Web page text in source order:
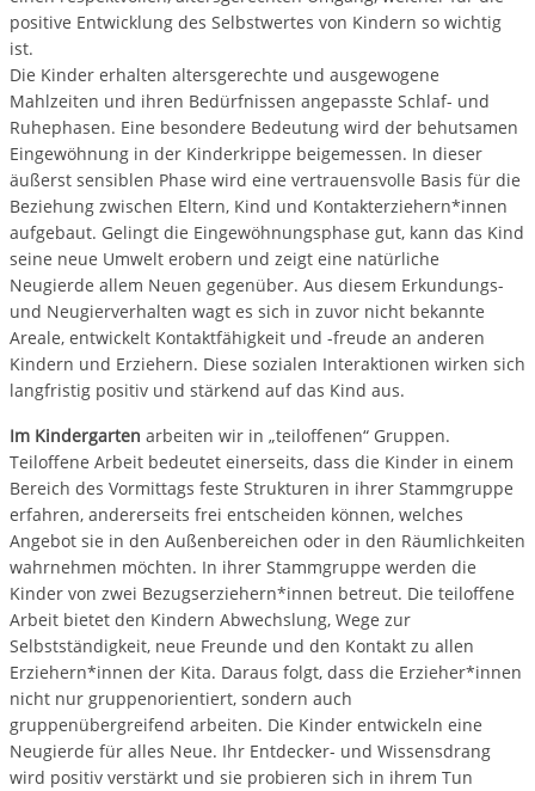
positive Entwicklung des Selbstwertes von Kindern so wichtig
ist.
Die Kinder erhalten altersgerechte und ausgewogene
Mahlzeiten und ihren Bedürfnissen angepasste Schlaf- und
Ruhephasen. Eine besondere Bedeutung wird der behutsamen
Eingewöhnung in der Kinderkrippe beigemessen. In dieser
äußerst sensiblen Phase wird eine vertrauensvolle Basis für die
Beziehung zwischen Eltern, Kind und Kontakterziehern*innen
aufgebaut. Gelingt die Eingewöhnungsphase gut, kann das Kind
seine neue Umwelt erobern und zeigt eine natürliche
Neugierde allem Neuen gegenüber. Aus diesem Erkundungs-
und Neugierverhalten wagt es sich in zuvor nicht bekannte
Areale, entwickelt Kontaktfähigkeit und -freude an anderen
Kindern und Erziehern. Diese sozialen Interaktionen wirken sich
langfristig positiv und stärkend auf das Kind aus.
Im Kindergarten arbeiten wir in „teiloffenen“ Gruppen.
Teiloffene Arbeit bedeutet einerseits, dass die Kinder in einem
Bereich des Vormittags feste Strukturen in ihrer Stammgruppe
erfahren, andererseits frei entscheiden können, welches
Angebot sie in den Außenbereichen oder in den Räumlichkeiten
wahrnehmen möchten. In ihrer Stammgruppe werden die
Kinder von zwei Bezugserziehern*innen betreut. Die teiloffene
Arbeit bietet den Kindern Abwechslung, Wege zur
Selbstständigkeit, neue Freunde und den Kontakt zu allen
Erziehern*innen der Kita. Daraus folgt, dass die Erzieher*innen
nicht nur gruppenorientiert, sondern auch
gruppenübergreifend arbeiten. Die Kinder entwickeln eine
Neugierde für alles Neue. Ihr Entdecker- und Wissensdrang
wird positiv verstärkt und sie probieren sich in ihrem Tun